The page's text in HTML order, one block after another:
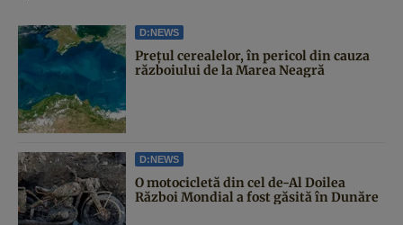
D:NEWS
Prețul cerealelor, în pericol din cauza
războiului de la Marea Neagră
D:NEWS
O motocicletă din cel de-Al Doilea
Război Mondial a fost găsită în Dunăre